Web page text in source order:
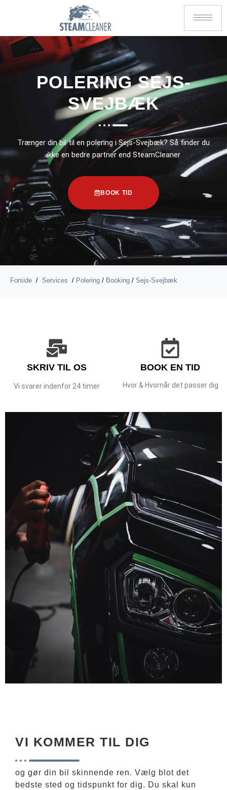
POLERING SEJS-
SVEJBÆK
Trænger din bil til en polering i Sejs-Svejbæk? Så finder du
ikke en bedre partner end SteamCleaner
BOOK TID
Forside / Services / Polering / Booking / Sejs-Svejbæk
SKRIV TIL OS
Vi svarer indenfor 24 timer
BOOK EN TID
Hvor & Hvornår det passer dig
VI KOMMER TIL DIG
og gør din bil skinnende ren. Vælg blot det
bedste sted og tidspunkt for dig. Du skal kun